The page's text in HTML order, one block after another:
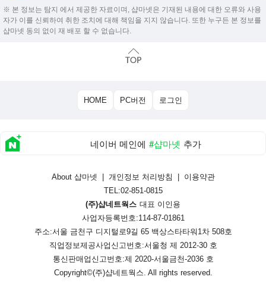
※ 본 정보는 탐지 에서 제공한 자료이며, 샵마넷은 기재된 내용에 대한 오류와 사용
자가 이를 신뢰하여 취한 조치에 대해 책임을 지지 않습니다. 또한 누구든 본 정보를
샵마넷 동의 없이 재 배포 할 수 없습니다.
HOME PC버전 로그인
네이버 메인에 #샵마넷 추가
About 샵마넷 개인정보 처리방침
이용약관
TEL:02-851-0815
(주)샵네트웍스 대표 이인용
사업자등록번호:114-87-01861
주소:서울 금천구 디지털로9길 65 백상스타타워1차 508호
직업정보제공사업신고번호:서울청 제 2012-30 호
통신판매업신고번호:제 2020-서울금천-2036 호
Copyright©(주)샵네트웍스. All rights reserved.